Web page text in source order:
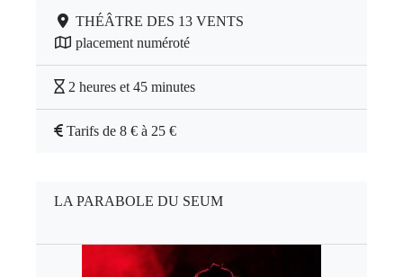
THÉÂTRE DES 13 VENTS
placement numéroté
2 heures et 45 minutes
Tarifs de 8 € à 25 €
LA PARABOLE DU SEUM